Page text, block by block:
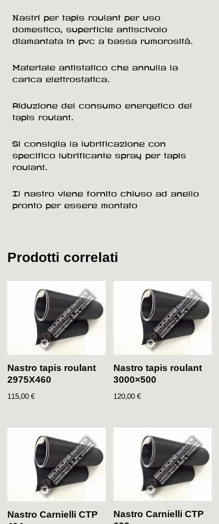
Nastri per tapis roulant per uso
domestico, superficie antiscivolo
diamantata in pvc a bassa rumorosità.
Materiale antistatico che annulla la
carica elettrostatica.
Riduzione del consumo energetico del
tapis roulant.
Si consiglia la lubrificazione con
specifico lubrificante spray per tapis
roulant.
Il nastro viene fornito chiuso ad anello
pronto per essere montato
Prodotti correlati
Nastro tapis roulant
2975X460
115,00 €
Nastro tapis roulant
3000×500
120,00€
Nastro Carnielli CTP
Nastro Carnielli CTP